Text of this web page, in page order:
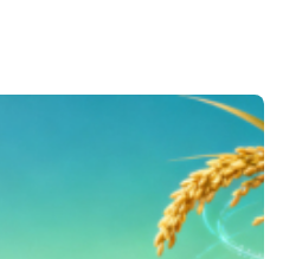
情怀、有野心的伙
严重，“80后”不愿种
的发展急需懂技术、
农人”。一方面，根
术能力或经